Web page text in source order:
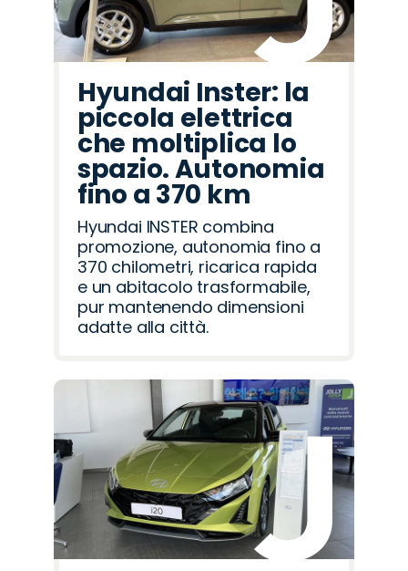
Hyundai Inster: la
piccola elettrica
che moltiplica lo
spazio. Autonomia
fino a 370 km
Hyundai INSTER combina
promozione, autonomia fino a
370 chilometri, ricarica rapida
e un abitacolo trasformabile,
pur mantenendo dimensioni
adatte alla città.